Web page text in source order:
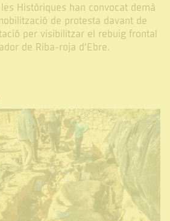
Històriques han convocat demà
de protesta davant de
per visibilitzar el rebuig frontal
de Riba-roja d’Ebre.